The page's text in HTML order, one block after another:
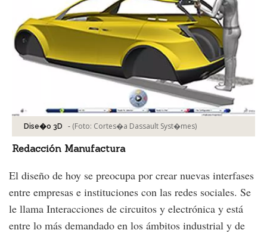
Dise�o 3D - (Foto: Cortes�a Dassault Syst�mes)
Redacción Manufactura
El diseño de hoy se preocupa por crear nuevas interfases
entre empresas e instituciones con las redes sociales. Se
le llama Interacciones de circuitos y electrónica y está
entre lo más demandado en los ámbitos industrial y de